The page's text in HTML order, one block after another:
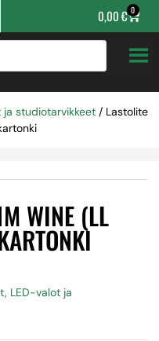
0,00€ 0
ja studiotarvikkeet / Lastolite
WINE (LL
LED-valot ja